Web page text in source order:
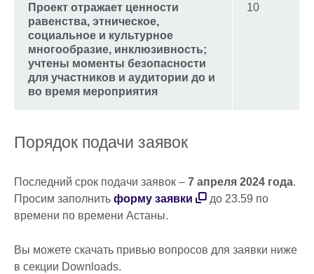
Проект отражает ценности
равенства, этническое,
социальное и культурное
многообразие, инклюзивность;
учтены моменты безопасности
для участников и аудитории до и
во время мероприятия
10
Порядок подачи заявок
Последний срок подачи заявок – 7 апреля 2024 года.
Просим заполнить форму заявки
до 23.59 по
времени по времени Астаны.
Вы можете скачать привью вопросов для заявки ниже
в секции Downloads.